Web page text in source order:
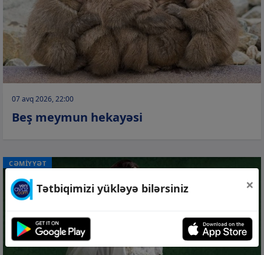
07 avq 2026, 22:00
Beş meymun hekayəsi
CƏMİYYƏT
Tətbiqimizi yükləyə bilərsiniz ×